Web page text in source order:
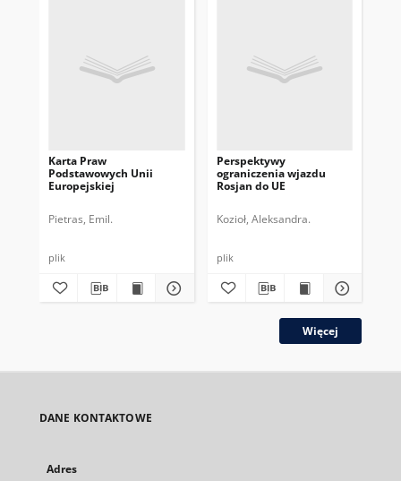
Karta Praw
Podstawowych Unii
Europejskiej
Pietras, Emil.
plik
Perspektywy
ograniczenia wjazdu
Rosjan do UE
Kozioł, Aleksandra.
plik
Więcej
DANE KONTAKTOWE
Adres